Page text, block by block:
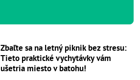
Zbaľte sa na letný piknik bez stresu:
Tieto praktické vychytávky vám
ušetria miesto v batohu!